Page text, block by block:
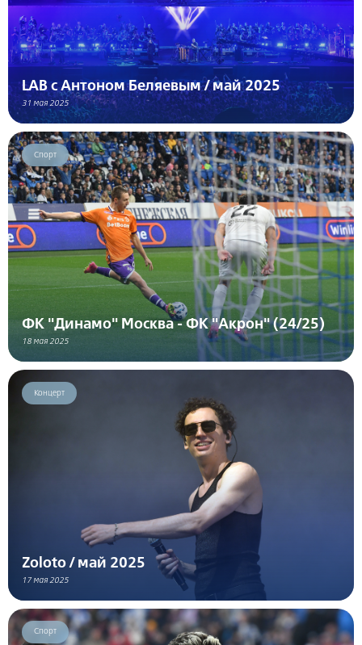
LAB с Антоном Беляевым / май 2025
31 мая 2025
Спорт
ФК "Динамо" Москва - ФК "Акрон" (24/25)
18 мая 2025
Концерт
Zoloto / май 2025
17 мая 2025
Спорт